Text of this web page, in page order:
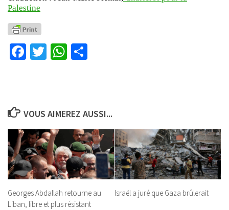
Palestine
Facebook
TwitterWhatsApp
VOUS AIMEREZ AUSSI...
Georges Abdallah retourne au
Liban, libre et plus résistant
Israël a juré que Gaza brûlerait